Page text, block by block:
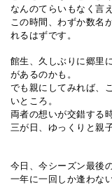
なんのてらいもなく言
この時間、わずか数名
れるはずです。
館生、久しぶりに郷里
があるのかも。
でも親にしてみれば、
いところ。
両者の想いが交錯する
三が日、ゆっくりと親
今日、今シーズン最後
一年に一回しか逢わな